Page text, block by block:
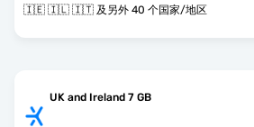
🇮🇪 🇮🇱 🇮🇹 及另外 40 个国家/地区
UK and Ireland 7 GB